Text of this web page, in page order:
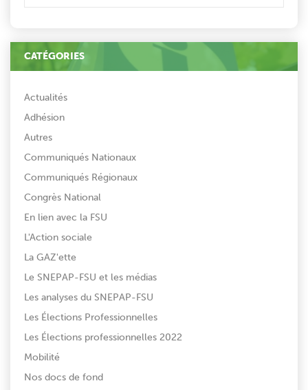
CATÉGORIES
Actualités
Adhésion
Autres
Communiqués Nationaux
Communiqués Régionaux
Congrès National
En lien avec la FSU
L'Action sociale
La GAZ'ette
Le SNEPAP-FSU et les médias
Les analyses du SNEPAP-FSU
Les Élections Professionnelles
Les Élections professionnelles 2022
Mobilité
Nos docs de fond